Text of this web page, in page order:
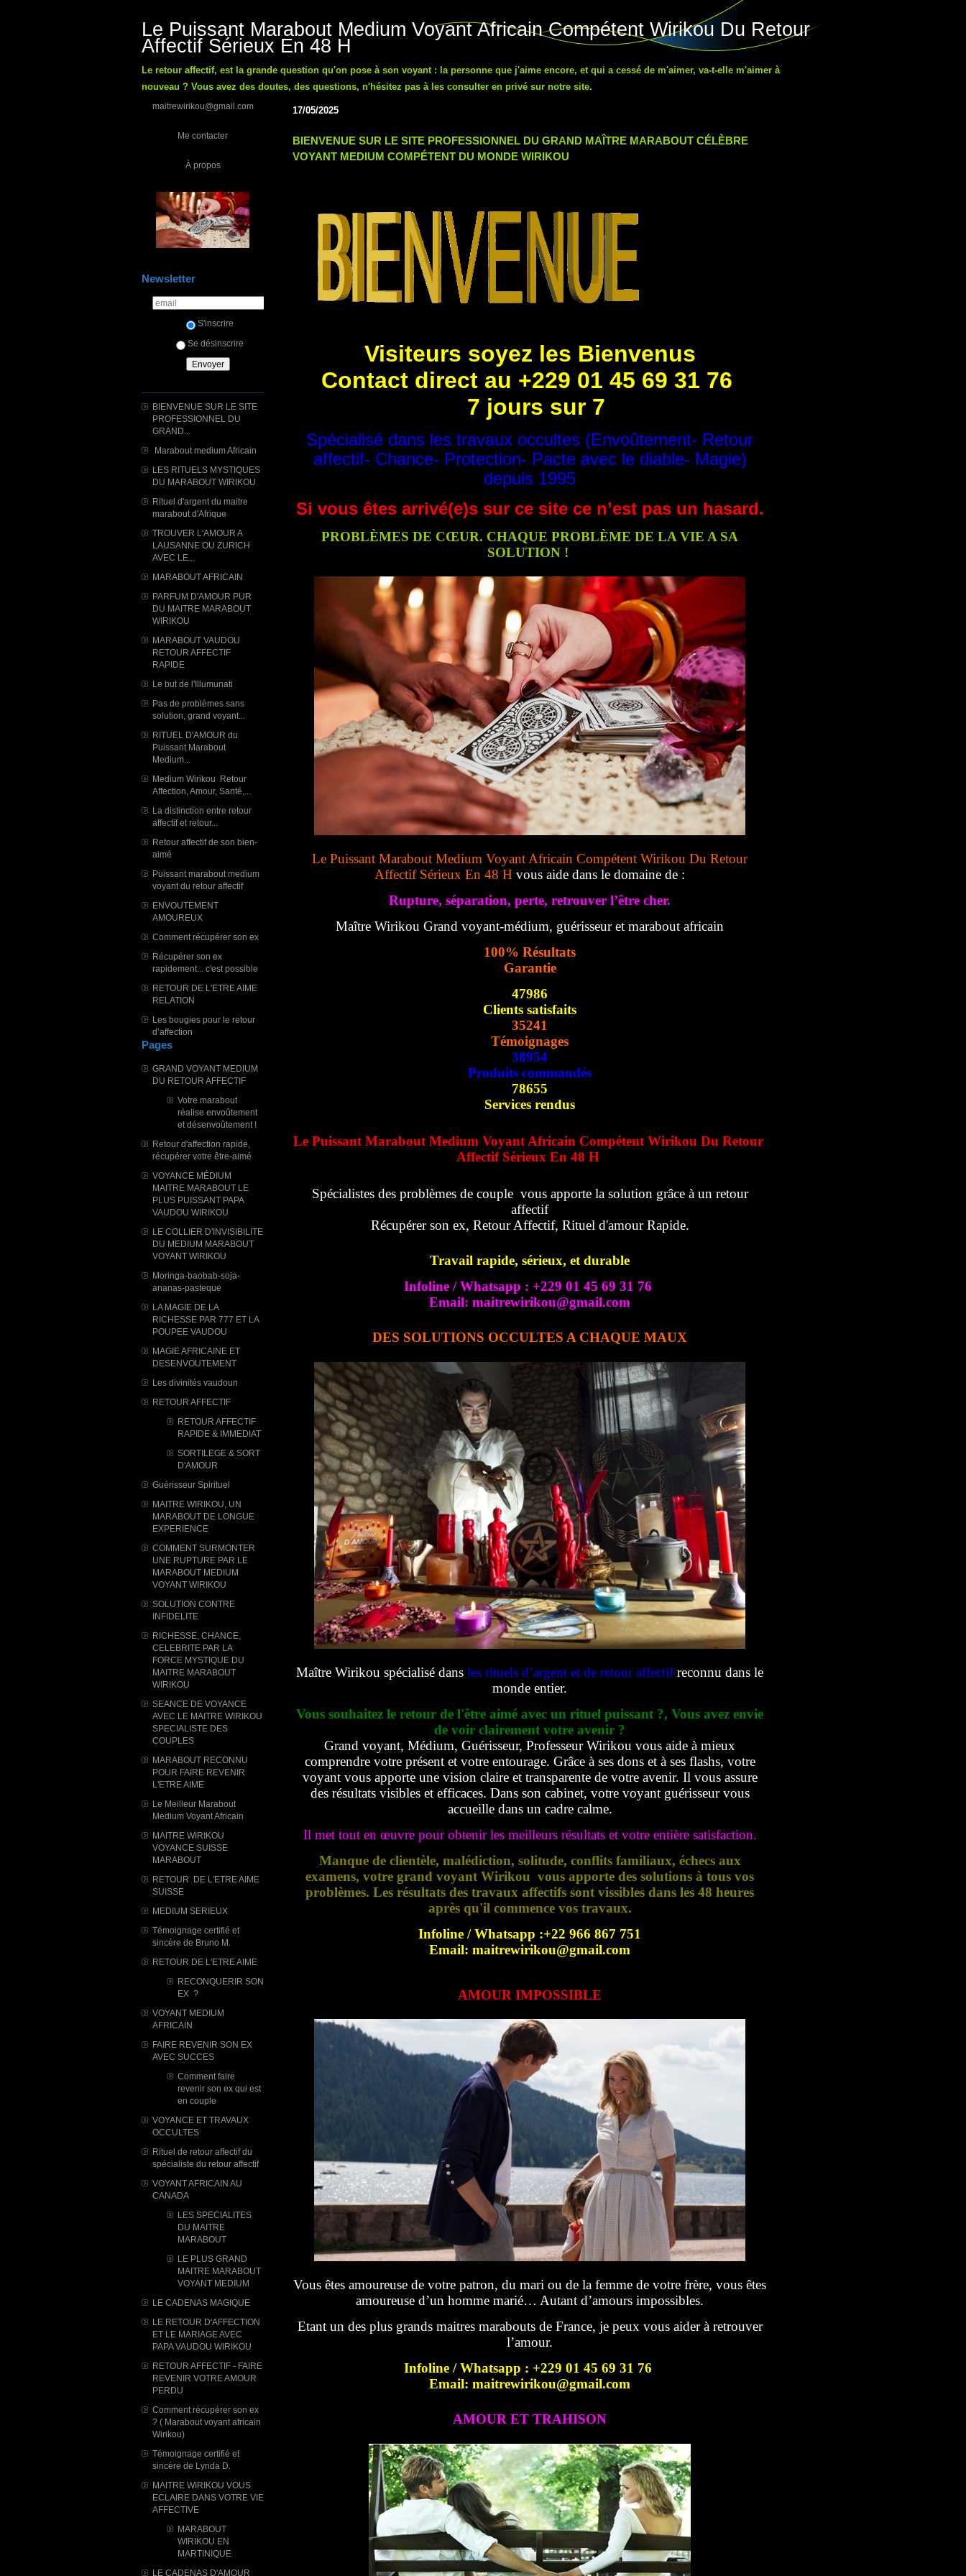
Le Puissant Marabout Medium Voyant Africain Compétent Wirikou Du Retour
Affectif Sérieux En 48 H
Le retour affectif, est la grande question qu'on pose à son voyant : la personne que j'aime encore, et qui a cessé de m'aimer, va-t-elle m'aimer à
nouveau ? Vous avez des doutes, des questions, n'hésitez pas à les consulter en privé sur notre site.
maitrewirikou@gmail.com
Me contacter
À propos
Newsletter
S'inscrire
Se désinscrire
BIENVENUE SUR LE SITE
PROFESSIONNEL DU
GRAND...
Marabout medium Africain
LES RITUELS MYSTIQUES
DU MARABOUT WIRIKOU
Rituel d'argent du maitre
marabout d'Afrique
TROUVER L'AMOUR A
LAUSANNE OU ZURICH
AVEC LE...
MARABOUT AFRICAIN
PARFUM D'AMOUR PUR
DU MAITRE MARABOUT
WIRIKOU
MARABOUT VAUDOU
RETOUR AFFECTIF
RAPIDE
Le but de l'Illumunati
Pas de problèmes sans
solution, grand voyant...
RITUEL D'AMOUR du
Puissant Marabout
Medium...
Medium Wirikou Retour
Affection, Amour, Santé,...
La distinction entre retour
affectif et retour...
Retour affectif de son bien-
aimé
Puissant marabout medium
voyant du retour affectif
ENVOUTEMENT
AMOUREUX
Comment récupérer son ex
Récupérer son ex
rapidement... c'est possible
RETOUR DE L'ETRE AIME
RELATION
Les bougies pour le retour
d’affection
Pages
GRAND VOYANT MEDIUM
DU RETOUR AFFECTIF
Votre marabout
réalise envoûtement
et désenvoûtement !
Retour d'affection rapide,
récupérer votre être-aimé
VOYANCE MÉDIUM
MAITRE MARABOUT LE
PLUS PUISSANT PAPA
VAUDOU WIRIKOU
LE COLLIER D'INVISIBILITE
DU MEDIUM MARABOUT
VOYANT WIRIKOU
Moringa-baobab-soja-
ananas-pasteque
LA MAGIE DE LA
RICHESSE PAR 777 ET LA
POUPEE VAUDOU
MAGIE AFRICAINE ET
DESENVOUTEMENT
Les divinités vaudoun
RETOUR AFFECTIF
RETOUR AFFECTIF
RAPIDE & IMMEDIAT
SORTILEGE & SORT
D'AMOUR
Guérisseur Spirituel
MAITRE WIRIKOU, UN
MARABOUT DE LONGUE
EXPERIENCE
COMMENT SURMONTER
UNE RUPTURE PAR LE
MARABOUT MEDIUM
VOYANT WIRIKOU
SOLUTION CONTRE
INFIDELITE
RICHESSE, CHANCE,
CELEBRITE PAR LA
FORCE MYSTIQUE DU
MAITRE MARABOUT
WIRIKOU
SEANCE DE VOYANCE
AVEC LE MAITRE WIRIKOU
SPECIALISTE DES
COUPLES
MARABOUT RECONNU
POUR FAIRE REVENIR
L'ETRE AIME
Le Meilleur Marabout
Medium Voyant Africain
MAITRE WIRIKOU
VOYANCE SUISSE
MARABOUT
RETOUR DE L'ETRE AIME
SUISSE
MEDIUM SERIEUX
Témoignage certifié et
sincère de Bruno M.
RETOUR DE L'ETRE AIME
RECONQUERIR SON
EX ?
VOYANT MEDIUM
AFRICAIN
FAIRE REVENIR SON EX
AVEC SUCCES
Comment faire
revenir son ex qui est
en couple
VOYANCE ET TRAVAUX
OCCULTES
Rituel de retour affectif du
spécialiste du retour affectif
VOYANT AFRICAIN AU
CANADA
LES SPECIALITES
DU MAITRE
MARABOUT
LE PLUS GRAND
MAITRE MARABOUT
VOYANT MEDIUM
LE CADENAS MAGIQUE
LE RETOUR D'AFFECTION
ET LE MARIAGE AVEC
PAPA VAUDOU WIRIKOU
RETOUR AFFECTIF - FAIRE
REVENIR VOTRE AMOUR
PERDU
Comment récupérer son ex
? ( Marabout voyant africain
Wirikou)
Témoignage certifié et
sincère de Lynda D.
MAITRE WIRIKOU VOUS
ECLAIRE DANS VOTRE VIE
AFFECTIVE
MARABOUT
WIRIKOU ​EN
MARTINIQUE
LE CADENAS D'AMOUR
17/05/2025
BIENVENUE SUR LE SITE PROFESSIONNEL DU GRAND MAÎTRE MARABOUT CÉLÈBRE
VOYANT MEDIUM COMPÉTENT DU MONDE WIRIKOU
Visiteurs soyez les Bienvenus
Contact direct au +229 01 45 69 31 76
7 jours sur 7
Spécialisé dans les travaux occultes (Envoûtement- Retour
affectif- Chance- Protection- Pacte avec le diable- Magie)
depuis 1995
Si vous êtes arrivé(e)s sur ce site ce n’est pas un hasard.
PROBLÈMES DE CŒUR. CHAQUE PROBLÈME DE LA VIE A SA
SOLUTION !
Le Puissant Marabout Medium Voyant Africain Compétent Wirikou Du Retour
Affectif Sérieux En 48 H vous aide dans le domaine de :
Rupture, séparation, perte, retrouver l’être cher.
Maître Wirikou Grand voyant-médium, guérisseur et marabout africain
100% Résultats
Garantie
47986
Clients satisfaits
35241
Témoignages
38954
Produits commandés
78655
Services rendus
Le Puissant Marabout Medium Voyant Africain Compétent Wirikou Du Retour
Affectif Sérieux En 48 H
Spécialistes des problèmes de couple vous apporte la solution grâce à un retour
affectif
Récupérer son ex, Retour Affectif, Rituel d'amour Rapide.
Travail rapide, sérieux, et durable
Infoline / Whatsapp : +229 01 45 69 31 76
Email: maitrewirikou@gmail.com
DES SOLUTIONS OCCULTES A CHAQUE MAUX
Maître Wirikou spécialisé dans les rituels d’argent et de retour affectif reconnu dans le
monde entier.
Vous souhaitez le retour de l'être aimé avec un rituel puissant ?, Vous avez envie
de voir clairement votre avenir ?
Grand voyant, Médium, Guérisseur, Professeur Wirikou vous aide à mieux
comprendre votre présent et votre entourage. Grâce à ses dons et à ses flashs, votre
voyant vous apporte une vision claire et transparente de votre avenir. Il vous assure
des résultats visibles et efficaces. Dans son cabinet, votre voyant guérisseur vous
accueille dans un cadre calme.
Il met tout en œuvre pour obtenir les meilleurs résultats et votre entière satisfaction.
Manque de clientèle, malédiction, solitude, conflits familiaux, échecs aux
examens, votre grand voyant Wirikou vous apporte des solutions à tous vos
problèmes. Les résultats des travaux affectifs sont vissibles dans les 48 heures
après qu'il commence vos travaux.
Infoline / Whatsapp :+22 966 867 751
Email: maitrewirikou@gmail.com
AMOUR IMPOSSIBLE
Vous êtes amoureuse de votre patron, du mari ou de la femme de votre frère, vous êtes
amoureuse d’un homme marié… Autant d’amours impossibles.
Etant un des plus grands maitres marabouts de France, je peux vous aider à retrouver
l’amour.
Infoline / Whatsapp : +229 01 45 69 31 76
Email: maitrewirikou@gmail.com
AMOUR ET TRAHISON